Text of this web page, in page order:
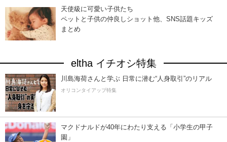
天使級に可愛い子供たち
ペットと子供の仲良しショット他、SNS話題キッズ
まとめ
eltha イチオシ特集
川島海荷さんと学ぶ 日常に潜む“人身取引”のリアル
オリコンタイアップ特集
マクドナルドが40年にわたり支える「小学生の甲子
園」